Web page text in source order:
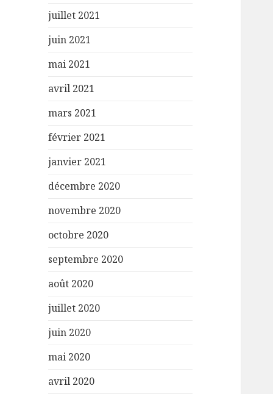
juillet 2021
juin 2021
mai 2021
avril 2021
mars 2021
février 2021
janvier 2021
décembre 2020
novembre 2020
octobre 2020
septembre 2020
août 2020
juillet 2020
juin 2020
mai 2020
avril 2020